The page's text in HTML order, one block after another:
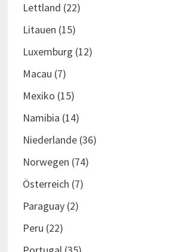
Lettland (22)
Litauen (15)
Luxemburg (12)
Macau (7)
Mexiko (15)
Namibia (14)
Niederlande(36)
Norwegen (74)
Österreich (7)
Paraguay(2)
Peru (22)